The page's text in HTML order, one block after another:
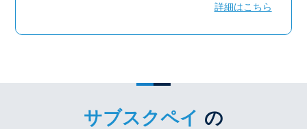
詳細はこちら
サブスクペイ の